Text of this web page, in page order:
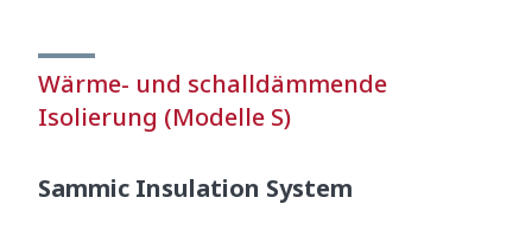
Wärme- und schalldämmende
Isolierung (Modelle S)
Sammic Insulation System